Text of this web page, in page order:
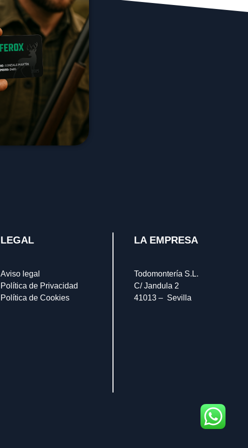
LEGAL
Aviso legal
Política de Privacidad
Política de Cookies
LA EMPRESA
Todomontería S.L.
C/ Jandula 2
41013 – Sevilla